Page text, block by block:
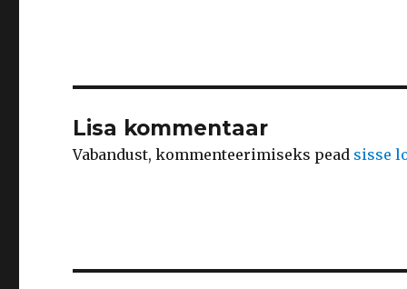
Lisa kommentaar
Vabandust, kommenteerimiseks pead sisse